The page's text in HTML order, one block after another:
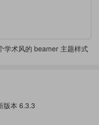
学术风的 beamer 主题样式
版本 6.3.3